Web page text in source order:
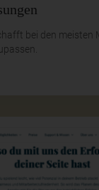
bei den meisten